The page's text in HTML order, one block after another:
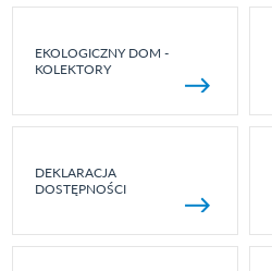
EKOLOGICZNY DOM -
KOLEKTORY
DEKLARACJA
DOSTĘPNOŚCI